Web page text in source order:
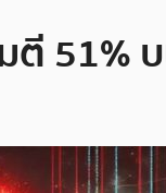
ตี 51%